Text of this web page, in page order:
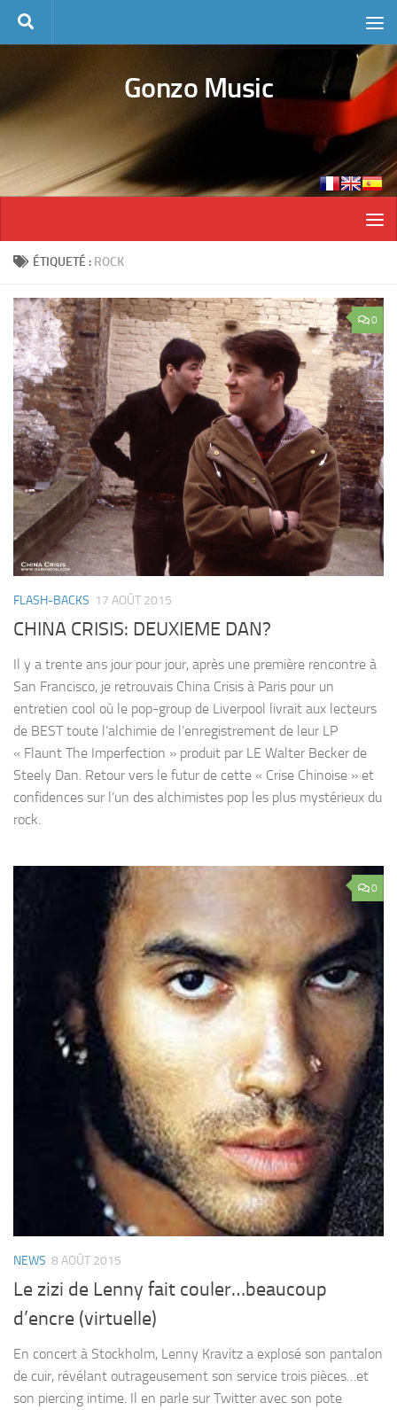
Skip to content
Gonzo Music
ÉTIQUETÉ : ROCK
0
FLASH-BACKS 17 AOÛT 2015
CHINA CRISIS: DEUXIEME DAN?
Il y a trente ans jour pour jour, après une première rencontre à
San Francisco, je retrouvais China Crisis à Paris pour un
entretien cool où le pop-group de Liverpool livrait aux lecteurs
de BEST toute l’alchimie de l’enregistrement de leur LP
« Flaunt The Imperfection » produit par LE Walter Becker de
Steely Dan. Retour vers le futur de cette « Crise Chinoise » et
confidences sur l’un des alchimistes pop les plus mystérieux du
rock.
0
NEWS 8 AOÛT 2015
Le zizi de Lenny fait couler…beaucoup
d’encre (virtuelle)
En concert à Stockholm, Lenny Kravitz a explosé son pantalon
de cuir, révélant outrageusement son service trois pièces…et
son piercing intime. Il en parle sur Twitter avec son pote